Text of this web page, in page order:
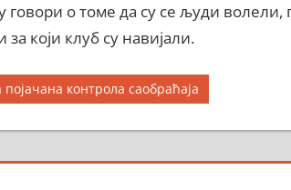
говори о томе да су се људи
за који клуб су навијали.
појачана контрола саобраћаја